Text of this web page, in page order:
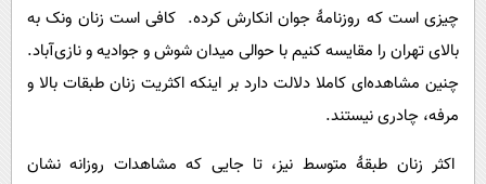
چیزی است که روزنامۀ جوان انکارش کرده. کافی است زنان ونک به
بالای تهران را مقایسه کنیم با حوالی میدان شوش و جوادیه و نازی‌آباد.
چنین مشاهده‌ای کاملا دلالت دارد بر اینکه اکثریت زنان طبقات بالا و
مرفه، چادری نیستند.
اکثر زنان طبقۀ متوسط نیز، تا جایی که مشاهدات روزانه نشان